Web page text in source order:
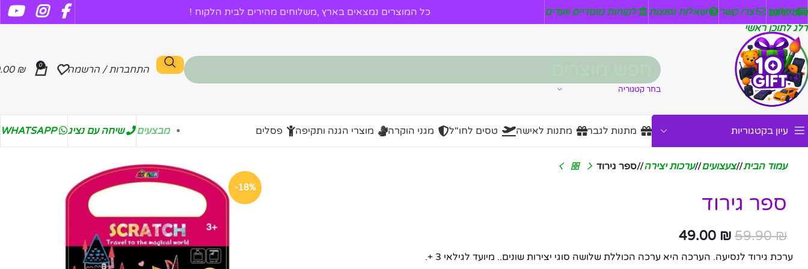
דלג לניווט
דלג לתוכן ראשי
ניזלטר צרו קשר שאלות נפוצות לקוחות מוסדיים וועדים כל המוצרים נמצאים בארץ ,משלוחים מהירים לבית הלקוח !
בחר קטגוריה
התחברות / הרשמה 0
₪
עיון בקטגוריות מתנות לגבר מתנות לאישה טסים לחו"ל מגני הוקרה מוצרי הגנה ותקיפה פסלים מבצעים שיחה עם נציג WHATSAPP
-18%
עמוד הבית/ צעצועים/ ערכות יצירה/ ספר גירוד
ספר גירוד
59.90₪
49.00 ₪
ערכת גירוד לנסיעה. הערכה היא ערכה הכוללת שלושה סוגי יצירות שונים.. מיועד לגילאי 3 +.